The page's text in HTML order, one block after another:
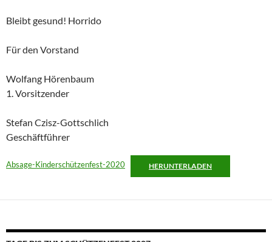
Bleibt gesund! Horrido
Für den Vorstand
Wolfang Hörenbaum
1. Vorsitzender
Stefan Czisz-Gottschlich
Geschäftführer
Absage-Kinderschützenfest-2020 HERUNTERLADEN